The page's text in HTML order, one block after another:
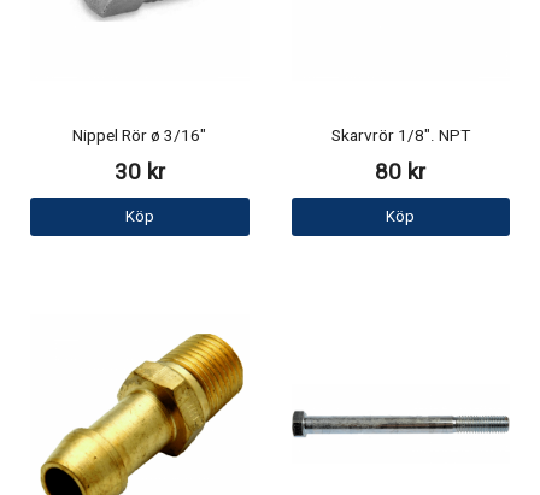
Nippel Rör ø 3/16"
30 kr
Köp
Skarvrör 1/8". NPT
80 kr
Köp